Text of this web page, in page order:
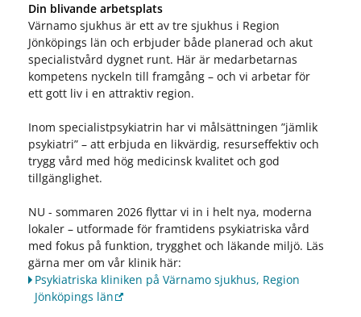
Din blivande arbetsplats
Värnamo sjukhus är ett av tre sjukhus i Region
Jönköpings län och erbjuder både planerad och akut
specialistvård dygnet runt. Här är medarbetarnas
kompetens nyckeln till framgång – och vi arbetar för
ett gott liv i en attraktiv region.
Inom specialistpsykiatrin har vi målsättningen ”jämlik
psykiatri” – att erbjuda en likvärdig, resurseffektiv och
trygg vård med hög medicinsk kvalitet och god
tillgänglighet.
NU - sommaren 2026 flyttar vi in i helt nya, moderna
lokaler – utformade för framtidens psykiatriska vård
med fokus på funktion, trygghet och läkande miljö. Läs
gärna mer om vår klinik här:
Psykiatriska kliniken på Värnamo sjukhus, Region
Jönköpings län